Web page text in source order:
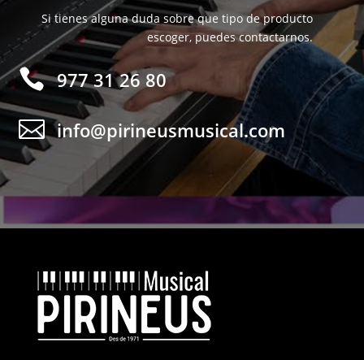
Si tienes alguna duda sobre que tipo de producto
escoger, puedes contactarnos.
 977 31 26 80
 info@pirineusmusical.com